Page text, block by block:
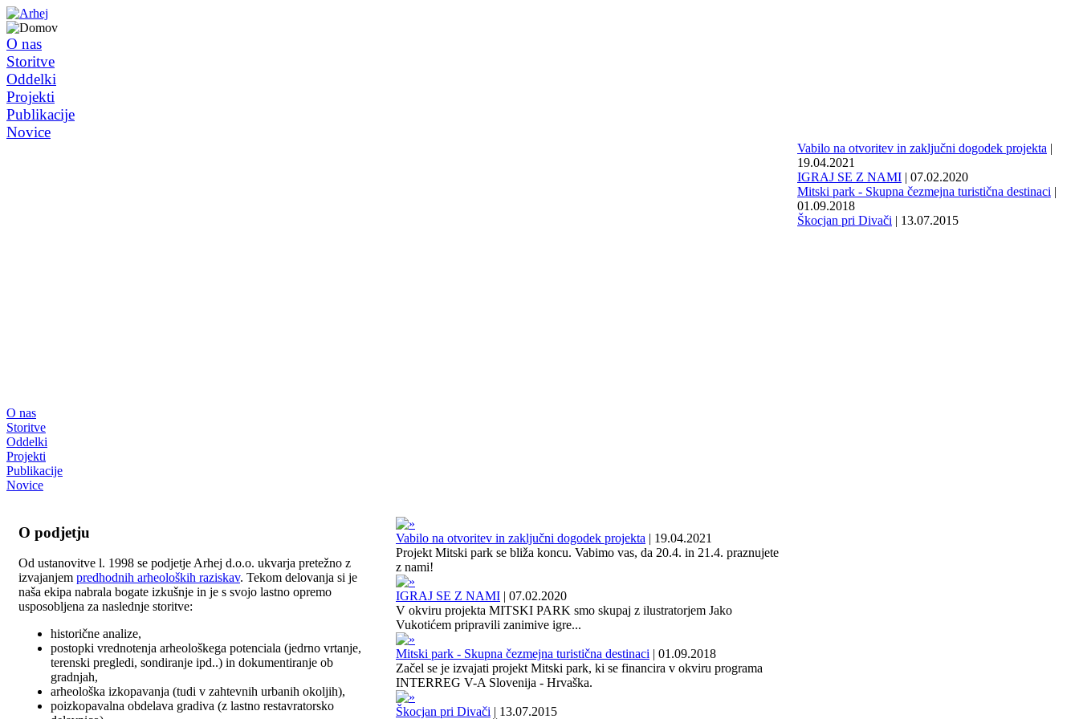
O nas
Storitve
Oddelki
Projekti
Publikacije
Novice
O nas
Storitve
Oddelki
Projekti
Publikacije
Novice
Vabilo na otvoritev in zaključni dogodek projekta |
19.04.2021
IGRAJ SE Z NAMI | 07.02.2020
Mitski park - Skupna čezmejna turistična destinaci |
01.09.2018
Škocjan pri Divači | 13.07.2015
O podjetju
Od ustanovitve l. 1998 se podjetje Arhej d.o.o. ukvarja pretežno z
izvajanjem predhodnih arheoloških raziskav. Tekom delovanja si je
naša ekipa nabrala bogate izkušnje in je s svojo lastno opremo
usposobljena za naslednje storitve:
historične analize,
postopki vrednotenja arheološkega potenciala (jedrno vrtanje,
terenski pregledi, sondiranje ipd..) in dokumentiranje ob
gradnjah,
arheološka izkopavanja (tudi v zahtevnih urbanih okoljih),
poizkopavalna obdelava gradiva (z lastno restavratorsko
Vabilo na otvoritev in zaključni dogodek projekta | 19.04.2021
Projekt Mitski park se bliža koncu. Vabimo vas, da 20.4. in 21.4. praznujete
z nami!
IGRAJ SE Z NAMI | 07.02.2020
V okviru projekta MITSKI PARK smo skupaj z ilustratorjem Jako
Vukotićem pripravili zanimive igre...
Mitski park - Skupna čezmejna turistična destinaci | 01.09.2018
Začel se je izvajati projekt Mitski park, ki se financira v okviru programa
INTERREG V-A Slovenija - Hrvaška.
Škocjan pri Divači | 13.07.2015